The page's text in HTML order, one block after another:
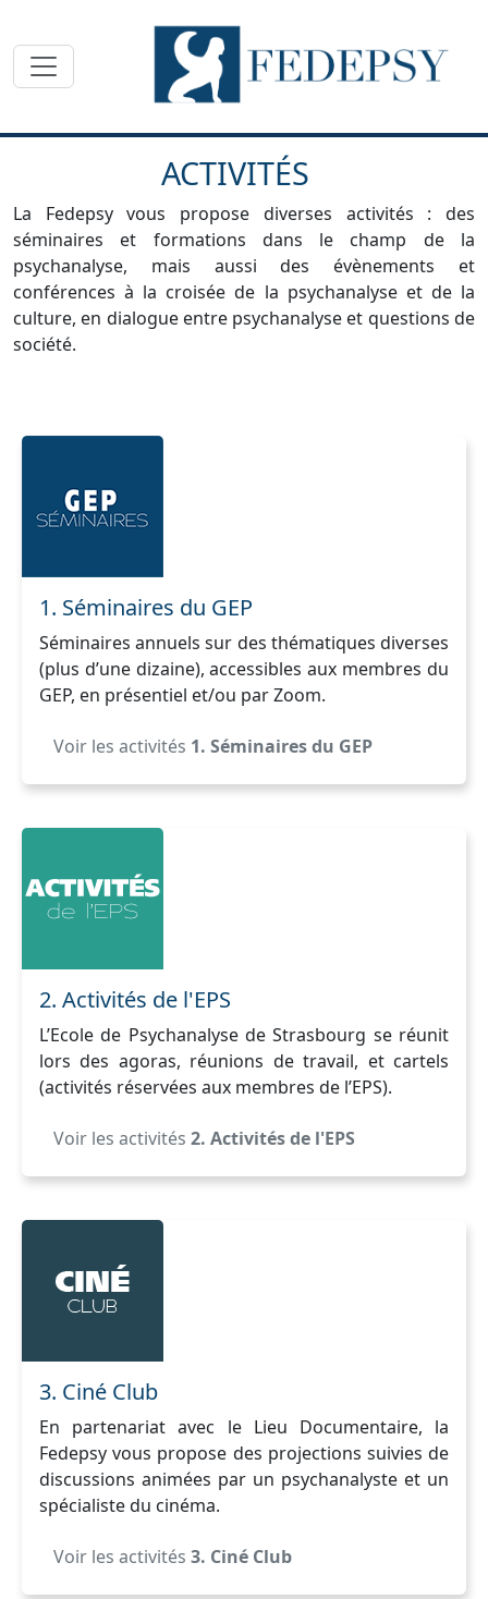
Toggle navigation
ACTIVITÉS
La Fedepsy vous propose diverses activités : des
séminaires et formations dans le champ de la
psychanalyse, mais aussi des évènements et
conférences à la croisée de la psychanalyse et de la
culture, en dialogue entre psychanalyse et questions de
société.
1. Séminaires du GEP
Séminaires annuels sur des thématiques diverses
(plus d’une dizaine), accessibles aux membres du
GEP, en présentiel et/ou par Zoom.
Voir les activités 1. Séminaires du GEP
2. Activités de l'EPS
L’Ecole de Psychanalyse de Strasbourg se réunit
lors des agoras, réunions de travail, et cartels
(activités réservées aux membres de l’EPS).
Voir les activités 2. Activités de l'EPS
3. Ciné Club
En partenariat avec le Lieu Documentaire, la
Fedepsy vous propose des projections suivies de
discussions animées par un psychanalyste et un
spécialiste du cinéma.
Voir les activités 3. Ciné Club